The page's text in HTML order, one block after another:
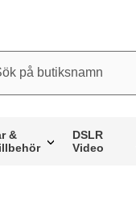
på butiksnamn
&
DSLR
Video